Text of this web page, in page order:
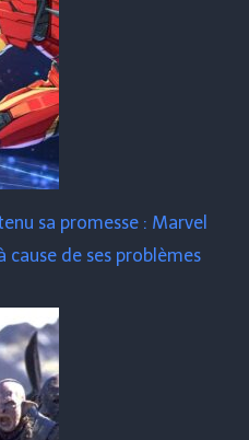
sa promesse : Marvel
cause de ses problèmes